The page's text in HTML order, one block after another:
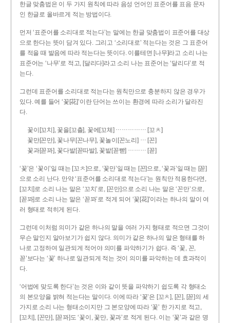
한글 맞춤법은 이 두 가지 원칙에 따라 음성 언어인 표준어를 표음 문자
인 한글로 올바르게 적는 방법이다.
먼저 ‘표준어를 소리대로 적는다’는 말에는 한글 맞춤법이 표준어를 대상
으로 한다는 뜻이 담겨 있다. 그리고 ‘소리대로’ 적는다는 것은 그 표준어
를 적을 때 발음에 따라 적는다는 뜻이다. 이를테면 [나무]라고 소리 나는
표준어는 ‘나무’로 적고, [달리다]라고 소리 나는 표준어는 ‘달리다’로 적
는다.
그런데 표준어를 소리대로 적는다는 원칙만으로 충분하지 않은 경우가
있다. 예를 들어 ‘꽃[花]’이란 단어는 쓰이는 환경에 따라 소리가 달라진
다.
꽃이[꼬치], 꽃을[꼬츨], 꽃에[꼬체] …………… [꼬ㅊ]
꽃만[꼰만], 꽃나무[꼰나무], 꽃놀이[꼰노리] … [꼰]
꽃과[꼳꽈], 꽃다발[꼳따발], 꽃밭[꼳빧] ……… [꼳]
‘꽃’은 ‘꽃이’일 때는 [꼬ㅊ]으로, ‘꽃만’일 때는 [꼰]으로, ‘꽃과’일 때는 [꼳]
으로 소리 난다. 만약 ‘표준어를 소리대로 적는다’는 원칙만 적용한다면,
[꼬치]로 소리 나는 말은 ‘꼬치’로, [꼰만]으로 소리 나는 말은 ‘꼰만’으로,
[꼳꽈]로 소리 나는 말은 ‘꼳꽈’로 적게 되어 ‘꽃[花]’이라는 하나의 말이 여
러 형태로 적히게 된다.
그런데 이처럼 의미가 같은 하나의 말을 여러 가지 형태로 적으면 그것이
무슨 말인지 알아보기가 쉽지 않다. 의미가 같은 하나의 말은 형태를 하
나로 고정하여 일관되게 적어야 의미를 파악하기가 쉽다. 즉 ‘꽃, 꼰,
꼳’보다는 ‘꽃’ 하나로 일관되게 적는 것이 의미를 파악하는 데 효과적이
다.
‘어법에 맞도록 한다’는 것은 이와 같이 뜻을 파악하기 쉽도록 각 형태소
의 본모양을 밝혀 적는다는 말이다. 이에 따라 ‘꽃’은 [꼬ㅊ], [꼰], [꼳]의 세
가지로 소리 나는 형태소이지만 그 본모양에 따라 ‘꽃’ 한 가지로 적고,
[꼬치], [꼰만], [꼳꽈]도 ‘꽃이, 꽃만, 꽃과’로 적게 된다. 이는 ‘꽃’과 같은 명